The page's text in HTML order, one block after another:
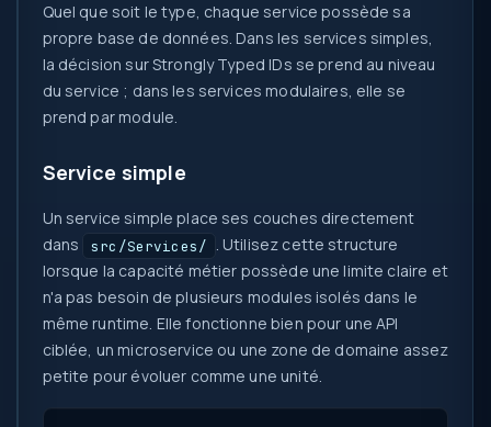
Quel que soit le type, chaque service possède sa
propre base de données. Dans les services simples,
la décision sur Strongly Typed IDs se prend au niveau
du service ; dans les services modulaires, elle se
prend par module.
Service simple
Un service simple place ses couches directement
dans
src/Services/ . Utilisez cette structure
lorsque la capacité métier possède une limite claire et
n'a pas besoin de plusieurs modules isolés dans le
même runtime. Elle fonctionne bien pour une API
ciblée, un microservice ou une zone de domaine assez
petite pour évoluer comme une unité.